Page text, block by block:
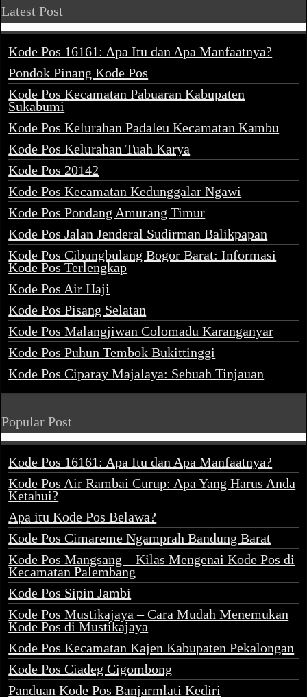
Latest Post
Kode Pos 16161: Apa Itu dan Apa Manfaatnya?
Pondok Pinang Kode Pos
Kode Pos Kecamatan Pabuaran Kabupaten
Sukabumi
Kode Pos Kelurahan Padaleu Kecamatan Kambu
Kode Pos Kelurahan Tuah Karya
Kode Pos 20142
Kode Pos Kecamatan Kedunggalar Ngawi
Kode Pos Pondang Amurang Timur
Kode Pos Jalan Jenderal Sudirman Balikpapan
Kode Pos Cibungbulang Bogor Barat: Informasi
Kode Pos Terlengkap
Kode Pos Air Haji
Kode Pos Pisang Selatan
Kode Pos Malangjiwan Colomadu Karanganyar
Kode Pos Puhun Tembok Bukittinggi
Kode Pos Ciparay Majalaya: Sebuah Tinjauan
Popular Post
Kode Pos 16161: Apa Itu dan Apa Manfaatnya?
Kode Pos Air Rambai Curup: Apa Yang Harus Anda
Ketahui?
Apa itu Kode Pos Belawa?
Kode Pos Cimareme Ngamprah Bandung Barat
Kode Pos Mangsang – Kilas Mengenai Kode Pos di
Kecamatan Palembang
Kode Pos Sipin Jambi
Kode Pos Mustikajaya – Cara Mudah Menemukan
Kode Pos di Mustikajaya
Kode Pos Kecamatan Kajen Kabupaten Pekalongan
Kode Pos Ciadeg Cigombong
Panduan Kode Pos Banjarmlati Kediri